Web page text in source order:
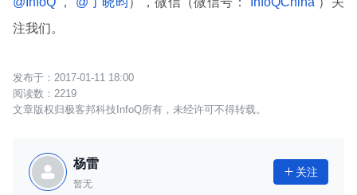
注我们。
2017-01-11 18:00
2219
文章版权归极客邦科技InfoQ所有，未经许可不得转载。
杨雷
暂无
 关注